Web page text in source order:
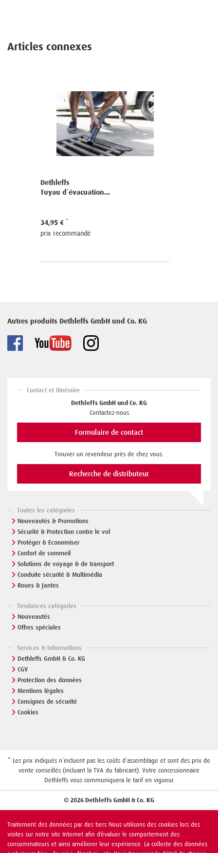
Articles connexes
Dethleffs
Tuyau d´évacuation...
34,95 €
prix recommandé
Autres produits Dethleffs GmbH und Co. KG
Contact et itinéraire
Dethleffs GmbH und Co. KG
Contactez-nous
Formulaire de contact
Trouver un revendeur près de chez vous.
Recherche de distributeur
Toutes les catégories
Nouveautés & Promotions
Sécurité & Protection contre le vol
Protéger & Economiser
Confort de sommeil
Solutions de voyage & de transport
Conduite sécurité & Multimédia
Roues & Jantes
Tendances catégories
Nouveautés
Offres spéciales
Services & Informations
Dethleffs GmbH & Co. KG
CGV
Protection des données
Mentions légales
Consignes de sécurité
Cookies
* Les prix indiqués n´incluent pas les coûts d´assemblage et sont des prix de
vente conseillés (incluant la TVA du fabricant). Votre concessionnaire
Dethleffs vous communiquera le tarif en vigueur.
© 2026 Dethleffs GmbH & Co. KG
Traitement des données par des tiers Nous utilisons des cookies lors des
visites sur notre site Internet afin d’évaluer le comportement des
consommateurs et ainsi améliorer leur expérience. La collecte des données